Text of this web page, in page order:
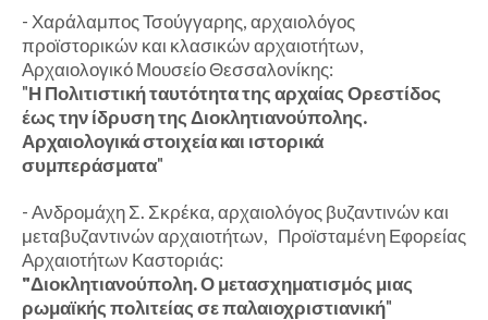
- Χαράλαμπος Τσούγγαρης, αρχαιολόγος
προϊστορικών και κλασικών αρχαιοτήτων,
Αρχαιολογικό Μουσείο Θεσσαλονίκης:
"Η Πολιτιστική ταυτότητα της αρχαίας Ορεστίδος
έως την ίδρυση της Διοκλητιανούπολης.
Αρχαιολογικά στοιχεία και ιστορικά
συμπεράσματα"
- Ανδρομάχη Σ. Σκρέκα, αρχαιολόγος βυζαντινών και
μεταβυζαντινών αρχαιοτήτων, Προϊσταμένη Εφορείας
Αρχαιοτήτων Καστοριάς:
"Διοκλητιανούπολη. Ο μετασχηματισμός μιας
ρωμαϊκής πολιτείας σε παλαιοχριστιανική"